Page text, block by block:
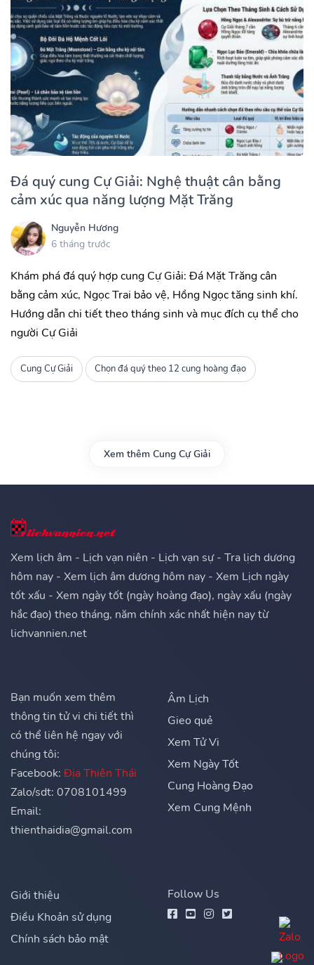
Đá quý cung Cự Giải: Nghệ thuật cân bằng
cảm xúc qua năng lượng Mặt Trăng
Nguyễn Hương
6 tháng trước
Khám phá đá quý hợp cung Cự Giải: Đá Mặt Trăng cân
bằng cảm xúc, Ngọc Trai bảo vệ, Hồng Ngọc tăng sinh khí.
Hướng dẫn chi tiết theo tháng sinh và mục đích cụ thể cho
người Cự Giải
Cung Cự Giải Chọn đá quý theo 12 cung hoàng đạo
Xem thêm Cung Cự Giải
Xem lịch âm - Lịch vạn niên - Lịch vạn sự - Tra lịch dương
hôm nay - Xem lịch âm dương hôm nay - Xem Lịch ngày
tốt xấu - Xem ngày tốt (ngày hoàng đạo), ngày xấu (ngày
hắc đạo) theo tháng, năm chính xác nhất hiện nay từ
lichvannien.net
Bạn muốn xem thêm
thông tin tử vi chi tiết thì
có thể liên hệ ngay với
chúng tôi:
Facebook: Địa Thiên Thái
Zalo/sdt: 0708101499
Email:
thienthaidia@gmail.com
Âm Lịch
Gieo quẻ
Xem Tử Vi
Xem Ngày Tốt
Cung Hoàng Đạo
Xem Cung Mệnh
Giới thiệu
Điều Khoản sử dụng
Chính sách bảo mật
Follow Us